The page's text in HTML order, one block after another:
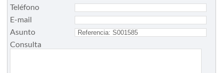
Teléfono
E-mail
Asunto
Consulta